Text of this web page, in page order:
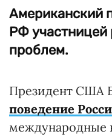
Американский
РФ участницей
проблем.
Президент США
поведение